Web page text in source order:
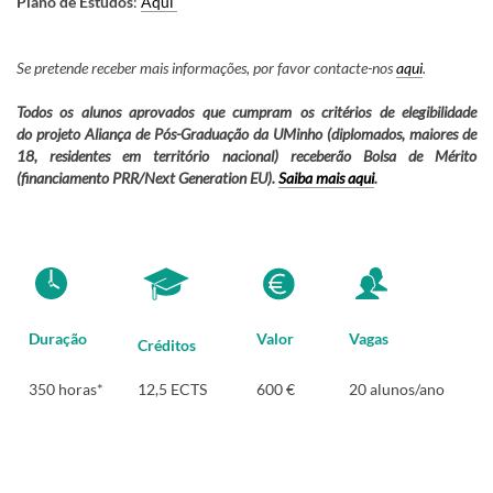
Se pretende receber mais informações, por favor contacte-nosaqui.
Todos os alunos aprovados que cumpram os critérios de elegibilidade
do projeto Aliança de Pós-Graduação da UMinho (diplomados, maiores de
18, residentes em território nacional) receberão Bolsa de Mérito
(financiamento PRR/Next Generation EU).Saiba mais aqui.
Duração Créditos Valor Vagas
350 horas* 12,5 ECTS 600 € 20 alunos/ano